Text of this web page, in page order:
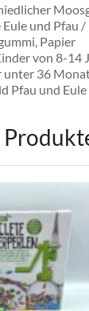
und Pfau
Papier
von 8-14
36
Pfau und